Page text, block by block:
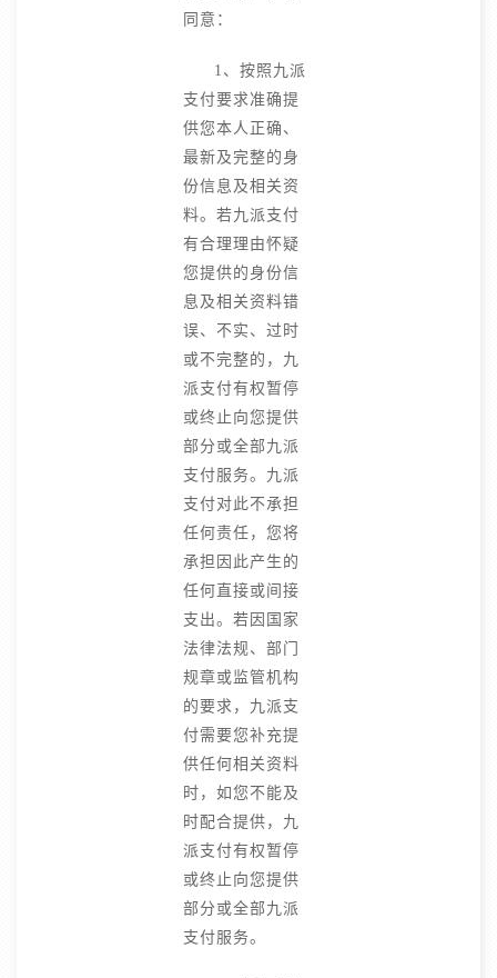
同意：
1、按照九派
支付要求准确提
供您本人正确、
最新及完整的身
份信息及相关资
料。若九派支付
有合理理由怀疑
您提供的身份信
息及相关资料错
误、不实、过时
或不完整的，九
派支付有权暂停
或终止向您提供
部分或全部九派
支付服务。九派
支付对此不承担
任何责任，您将
承担因此产生的
任何直接或间接
支出。若因国家
法律法规、部门
规章或监管机构
的要求，九派支
付需要您补充提
供任何相关资料
时，如您不能及
时配合提供，九
派支付有权暂停
或终止向您提供
部分或全部九派
支付服务。